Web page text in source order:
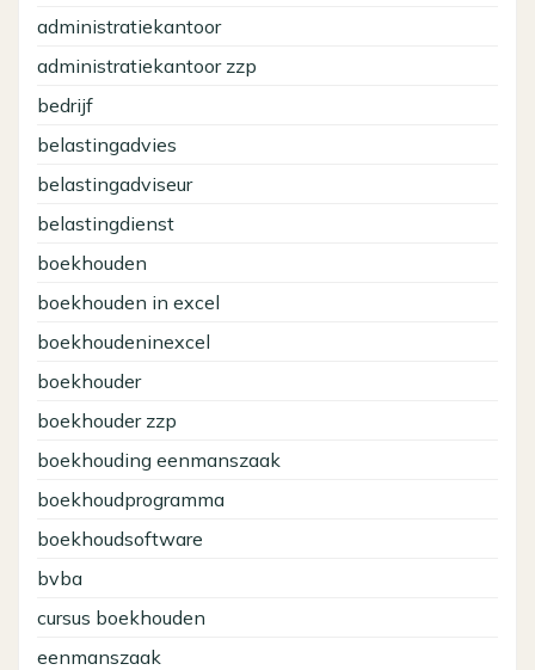
administratiekantoor
administratiekantoor zzp
bedrijf
belastingadvies
belastingadviseur
belastingdienst
boekhouden
boekhouden in excel
boekhoudeninexcel
boekhouder
boekhouder zzp
boekhouding eenmanszaak
boekhoudprogramma
boekhoudsoftware
bvba
cursus boekhouden
eenmanszaak